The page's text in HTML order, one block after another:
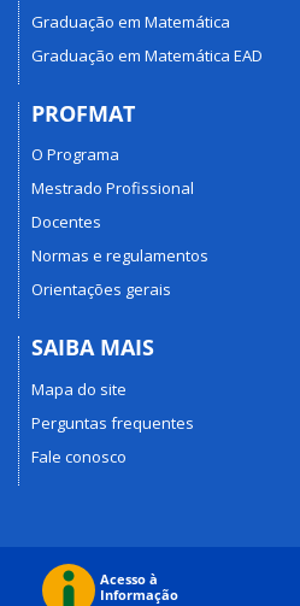
Graduação em Matemática
Graduação em Matemática EAD
PROFMAT
O Programa
Mestrado Profissional
Docentes
Normas e regulamentos
Orientações gerais
SAIBA MAIS
Mapa do site
Perguntas frequentes
Fale conosco